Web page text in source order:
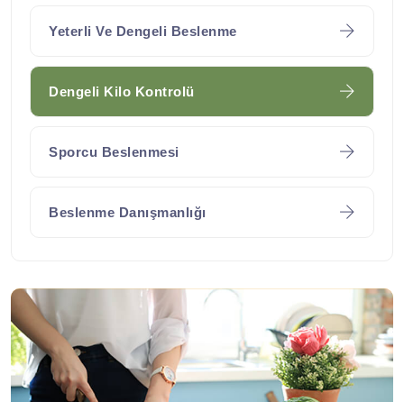
Yeterli Ve Dengeli Beslenme
Dengeli Kilo Kontrolü
Sporcu Beslenmesi
Beslenme Danışmanlığı